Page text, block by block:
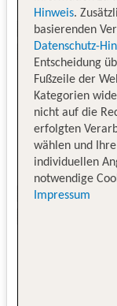
Hinweis.
basierenden
Datenschutz-
Entscheidung
Fußzeile der
Kategorien
nicht auf die
erfolgten
wählen und
individuellen
notwendige
Impressum